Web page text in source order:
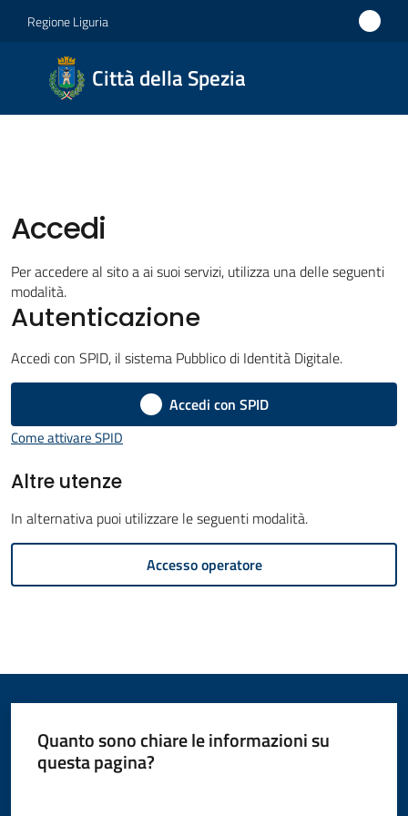
Vai al contenuto
Vai alla navigazione
Vai al footer
Regione Liguria
Città della Spezia
Città
della
Spezia
Merito
Civile
Medaglia
d'argento
al Valor
Militare
Amministrazione
Menu selezionato
Novità
Servizi
Vivere
Accedi
Per accedere al sito a ai suoi servizi, utilizza una delle seguenti
modalità.
Autenticazione
Accedi con SPID, il sistema Pubblico di Identità Digitale.
Accedi con SPID
Come attivare SPID
Altre utenze
In alternativa puoi utilizzare le seguenti modalità.
Accesso operatore
Quanto sono chiare le informazioni su
questa pagina?